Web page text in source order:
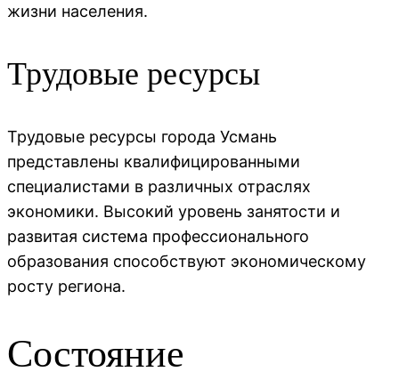
жизни населения.
Трудовые ресурсы
Трудовые ресурсы города Усмань
представлены квалифицированными
специалистами в различных отраслях
экономики. Высокий уровень занятости и
развитая система профессионального
образования способствуют экономическому
росту региона.
Состояние